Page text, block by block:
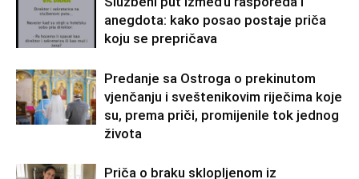
anegdota: kako posao postaje priča
koju se prepričava
Predanje sa Ostroga o prekinutom
vjenčanju i sveštenikovim riječima koje
su, prema priči, promijenile tok jednog
života
Priča o braku sklopljenom iz